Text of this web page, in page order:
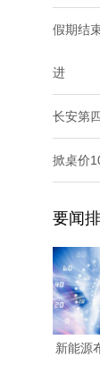
假期结
进
长安第
掀桌价
要闻
新能源